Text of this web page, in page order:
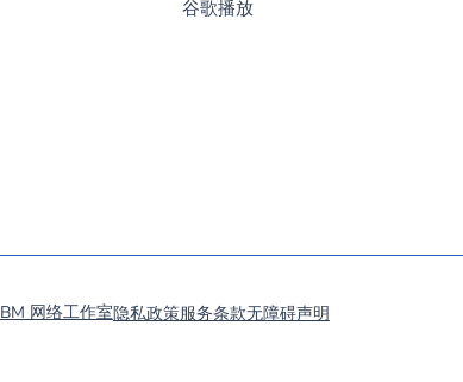
谷歌播放
BM 网络工作室隐私政策服务条款无障碍声明